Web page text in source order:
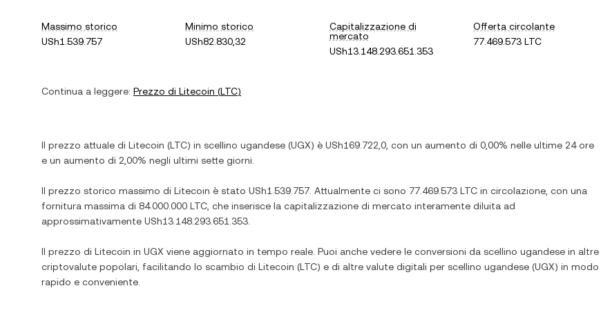
Massimo storico
USh1.539.757
Minimo storico
USh82.830,32
Capitalizzazione di
mercato
USh13.148.293.651.353
Offerta circolante
77.469.573 LTC
Continua a leggere: Prezzo di Litecoin (LTC)
Il prezzo attuale di Litecoin (LTC) in scellino ugandese (UGX) è USh169.722,0 , con un aumento di 0,00% nelle ultime 24 ore
e un aumento di 2,00% negli ultimi sette giorni.
Il prezzo storico massimo di Litecoin è stato USh1.539.757 . Attualmente ci sono 77.469.573 LTC in circolazione, con una
fornitura massima di 84.000.000 LTC , che inserisce la capitalizzazione di mercato interamente diluita ad
approssimativamente USh13.148.293.651.353
Il prezzo di Litecoin in UGX viene aggiornato in tempo reale. Puoi anche vedere le conversioni da scellino ugandese in altre
criptovalute popolari, facilitando lo scambio di Litecoin (LTC) e di altre valute digitali per scellino ugandese (UGX) in modo
rapido e conveniente.